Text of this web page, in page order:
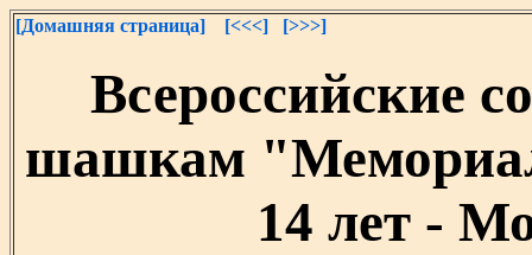
[Домашняя страница] [<<<] [>>>]
Всероссийские
шашкам
14 лет -